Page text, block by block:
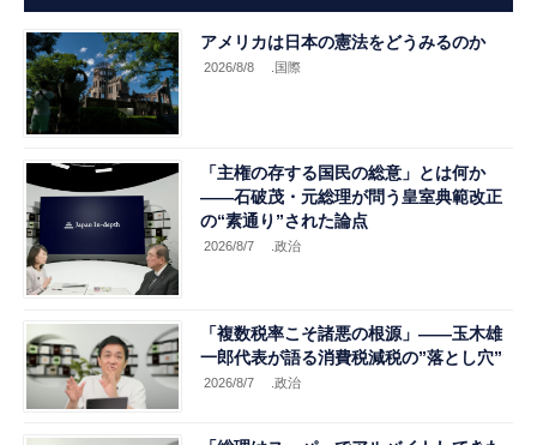
アメリカは日本の憲法をどうみるのか
2026/8/8 .国際
「主権の存する国民の総意」とは何か
――石破茂・元総理が問う皇室典範改正
の“素通り”された論点
2026/8/7 .政治
「複数税率こそ諸悪の根源」――玉木雄
一郎代表が語る消費税減税の”落とし穴”
2026/8/7 .政治